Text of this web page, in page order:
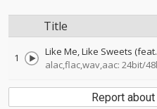
Title
1
Like Me, Like Sweets
alac,flac,wav,aac: 24bit/
Report